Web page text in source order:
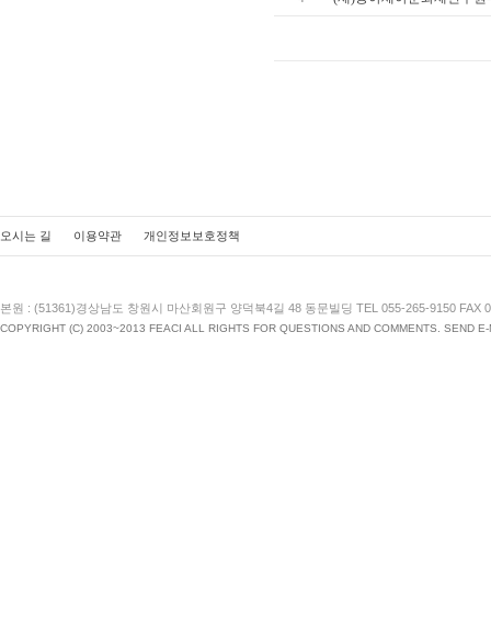
오시는 길 이용약관 개인정보보호정책
본원 : (51361)경상남도 창원시 마산회원구 양덕북4길 48 동문빌딩 TEL 055-265-9150 FAX
COPYRIGHT (C) 2003~2013 FEACI ALL RIGHTS FOR QUESTIONS AND COMMENTS. SEND